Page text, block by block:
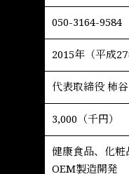
050-3164-9584
2015年（平成
代表取締役 柿
3,000（千円）
健康食品、化粧
OEM製造開発